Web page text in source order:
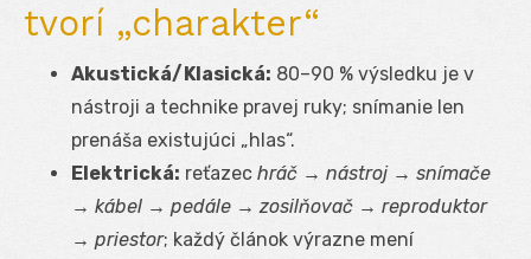
tvorí „charakter“
Akustická/Klasická: 80–90 % výsledku je v
nástroji a technike pravej ruky; snímanie len
prenáša existujúci „hlas“.
Elektrická: reťazec hráč → nástroj → snímače
→ kábel → pedále → zosilňovač → reproduktor
→ priestor; každý článok výrazne mení